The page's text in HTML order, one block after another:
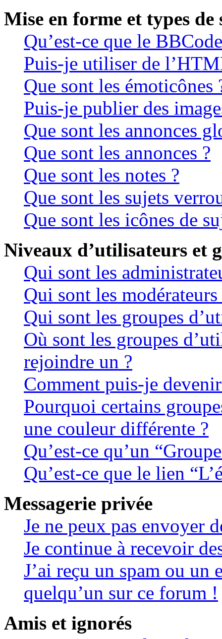
Mise en forme et types de
Qu’est-ce que le
Puis-je utiliser de
Que sont les émoticônes
Puis-je publier des
Que sont les annonces
Que sont les annonces ?
Que sont les notes ?
Que sont les sujets
Que sont les icônes de
Niveaux d’utilisateurs et
Qui sont les
Qui sont les modérateurs
Qui sont les groupes
Où sont les groupes
rejoindre un ?
Comment puis-je
Pourquoi certains
une couleur différente ?
Qu’est-ce qu’un
Qu’est-ce que le lien
Messagerie privée
Je ne peux pas envoyer
Je continue à recevoir
J’ai reçu un spam ou un
quelqu’un sur ce forum !
Amis et ignorés